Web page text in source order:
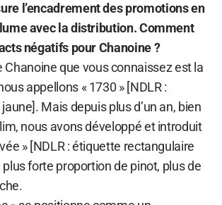
l’encadrement des promotions en
avec la distribution. Comment
négatifs pour Chanoine ?
Chanoine que vous connaissez est la
appellons « 1730 » [NDLR :
Mais depuis plus d’un an, bien
nous avons développé et introduit
» [NDLR : étiquette rectangulaire
forte proportion de pinot, plus de